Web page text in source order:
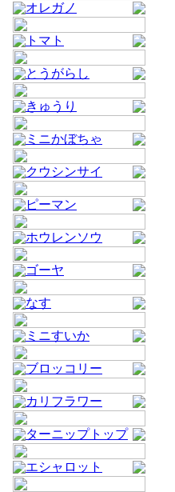
オレガノ
トマト
とうがらし
きゅうり
ミニかぼちゃ
クウシンサイ
ピーマン
ホウレンソウ
ゴーヤ
なす
ミニすいか
ブロッコリー
カリフラワー
ターニップトップ
エシャロット